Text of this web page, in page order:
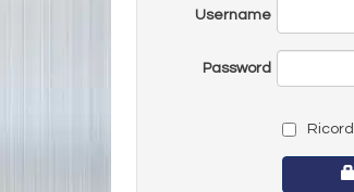
Username
Password